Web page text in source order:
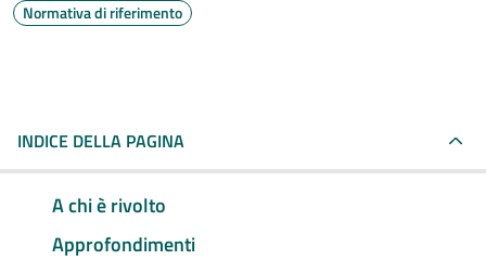
Normativa di riferimento
INDICE DELLA PAGINA
A chi è rivolto
Approfondimenti